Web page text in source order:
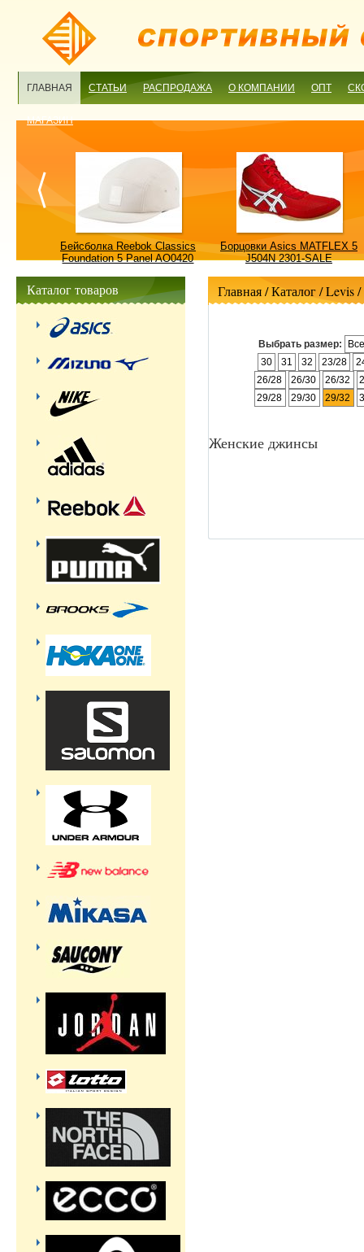
ГЛАВНАЯ СТАТЬИ РАСПРОДАЖА О КОМПАНИИ ОПТ
МАГАЗИН
Бейсболка Reebok Classics
Foundation 5 Panel AO0420
Борцовки Asics MATFLEX 5
J504N 2301-SALE
Главная/ Каталог /Levis/
Выбрать размер:
30
31 32 23/28
26/28
26/30 26/32
29/28
29/30 29/32
Женские джинсы
Каталог товаров